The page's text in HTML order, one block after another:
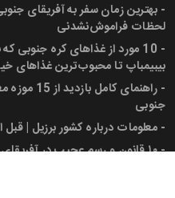
- بهترین زمان سفر به آفریقای
لحظات فراموش‌نشدنی
-
10 مورد از غذاهای کره جنوبی
بیبیمباپ تا محبوب‌ترین غذاهای
-
راهنمای
جنوبی
- معلومات درباره کشور برزیل | قبل
-۱۰ قانون و رسم عجیب در آفریقای جنوبی که هر گردشگر باید بداند!